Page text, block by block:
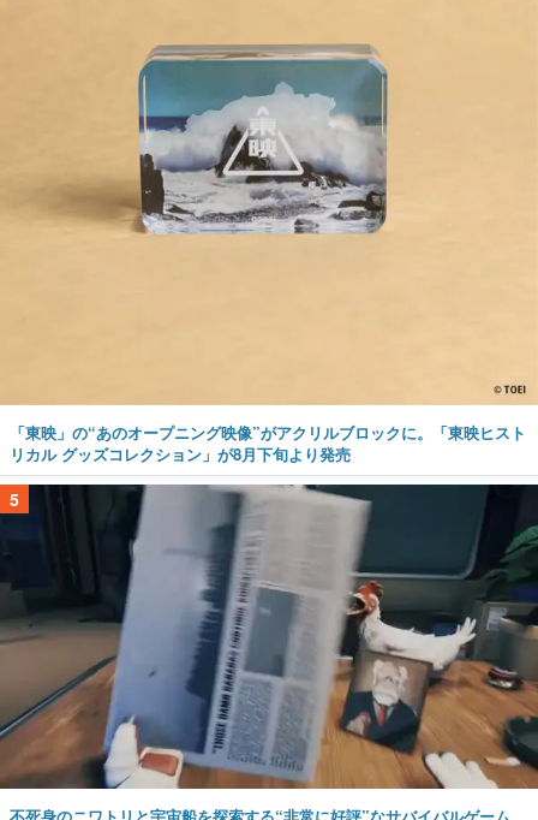
「東映」の“あのオープニング映像”がアクリルブロックに。「東映ヒスト
リカル グッズコレクション」が8月下旬より発売
5
不死身のニワトリと宇宙船を探索する“非常に好評”なサバイバルゲーム